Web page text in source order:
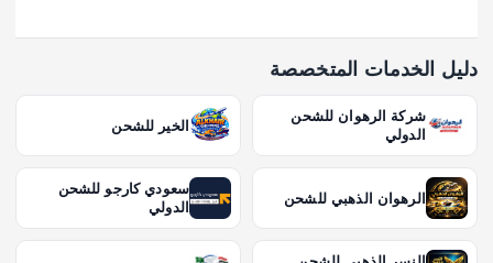
دليل الخدمات المتخصصة
شركة الرهوان للشحن
الدولي
الخير للشحن
الرهوان الذهبي للشحن
سعودي كارجو للشحن
الدولي